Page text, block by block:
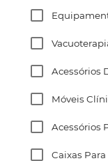
Acessórios
Móveis
Acessórios
Caixas